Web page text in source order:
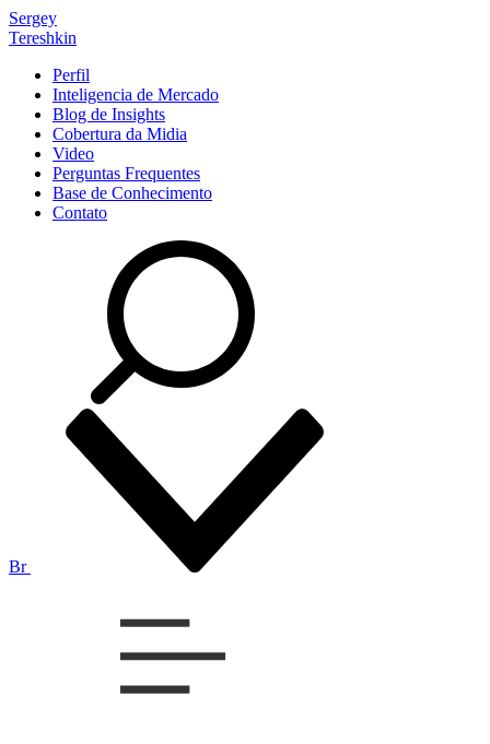
Sergey
Tereshkin
Perfil
Inteligencia de Mercado
Blog de Insights
Cobertura da Midia
Video
Perguntas Frequentes
Base de Conhecimento
Contato
Br